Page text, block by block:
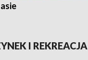
I REKREACJA